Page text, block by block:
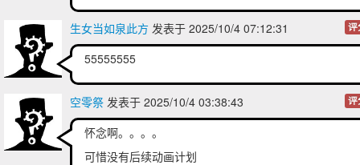
生女当如泉此方 发表于 2025/10/4 07:12:31 评
55555555
空零祭 发表于 2025/10/4 03:38:43 评
怀念啊。。。。
可惜没有后续动画计划